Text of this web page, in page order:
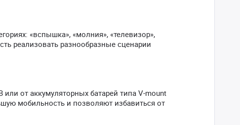
«вспышка», «молния», «телевизор»,
реализовать разнообразные сценарии
или от аккумуляторных батарей типа V-mount
мобильность и позволяют избавиться от